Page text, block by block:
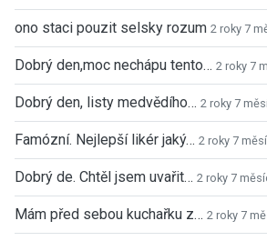
ono staci pouzit selsky rozum 2 roky 7
Dobrý den,moc nechápu tento… 2 roky 7
Dobrý den, listy medvědího… 2 roky 7
Famózní. Nejlepší likér jaký… 2 roky 7
Dobrý de. Chtěl jsem uvařit… 2 roky 7
Mám před sebou kuchařku z… 2 roky 7